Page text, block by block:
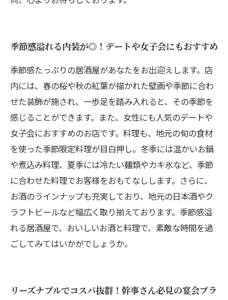
季節感溢れる内装が◎！デートや女子会にもおすすめ
季節感たっぷりの居酒屋があなたをお出迎えします。店
内には、春の桜や秋の紅葉が描かれた壁画や季節に合わ
せた装飾が施され、一歩足を踏み入れると、その季節を
感じることができます。また、女性にも人気のデートや
女子会におすすめのお店です。料理も、地元の旬の食材
を使った季節限定料理が目白押し。冬季には温かいお鍋
や煮込み料理、夏季には冷たい麺類やカキ氷など、季節
に合わせた料理でお客様をおもてなしします。さらに、
お酒のラインナップも充実しており、地元の日本酒やク
ラフトビールなど幅広く取り揃えております。季節感溢
れる居酒屋で、おいしいお酒と料理で、素敵な時間を過
ごしてみてはいかがでしょうか。
リーズナブルでコスパ抜群！幹事さん必見の宴会プラ